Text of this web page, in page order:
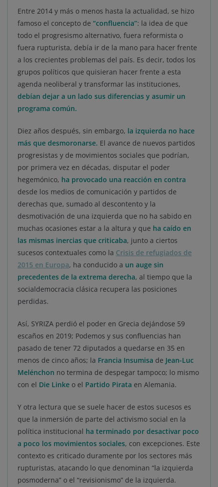
Entre 2014 y más o menos hasta la actualidad, se hizo
famoso el concepto de “confluencia”: la idea de que
todo el progresismo alternativo, fuera reformista o
fuera rupturista, debía ir de la mano para hacer frente
a los crecientes problemas del país. Es decir, todos los
grupos políticos que quisieran hacer frente a esta
agenda neoliberal y transformar las instituciones,
debían dejar a un lado sus diferencias y asumir un
programa común.
Diez años después, sin embargo, la izquierda no hace
más que desmoronarse. El avance de nuevos partidos
progresistas y de movimientos sociales que podrían,
por primera vez en décadas, disputar el poder
hegemónico, ha provocado una reacción en contra
desde los medios de comunicación y partidos de
derechas que, sumado al descontento y la
desmotivación de una izquierda que no ha sabido en
muchas ocasiones estar a la altura y que ha caído en
las mismas inercias que criticaba, junto a ciertos
sucesos contextuales como la Crisis de refugiados de
2015 en Europa, ha conducido a un auge sin
precedentes de la extrema derecha, al tiempo que la
socialdemocracia clásica recupera las posiciones
perdidas.
Así, SYRIZA perdió el poder en Grecia dejándose 59
escaños en 2019; Podemos y sus confluencias han
pasado de tener 72 diputados a quedarse en 35 en
menos de cinco años; la Francia Insumisa de Jean-Luc
Melénchon no termina de despegar tampoco; lo mismo
con el Die Linke o el Partido Pirata en Alemania.
Y otra lectura que se suele hacer de estos sucesos es
que la inmersión de parte del activismo social en la
política institucional ha terminado por desactivar poco
a poco los movimientos sociales, con excepciones. Este
contexto es criticado duramente por los sectores más
rupturistas, atacando lo que denominan “la izquierda
posmoderna” o el “revisionismo” de la izquierda.